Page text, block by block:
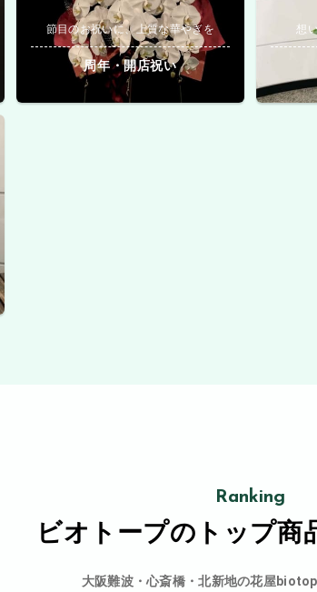
節目のお祝いに、上質な華やぎを
周年・開店祝い
想
Ranking
ビオトープの トップ商
大阪難波・心斎橋・北新地の花屋